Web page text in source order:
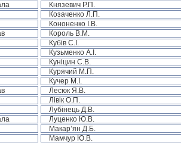
Князевич Р.П.
Козаченко Л.П.
Кононенко І.В.
Король В.М.
Кубів С.І.
Кузьменко А.І.
Куніцин С.В.
Курячий М.П.
Кучер М.І.
Лесюк Я.В.
Лівік О.П.
Лубінець Д.В.
Луценко Ю.В.
Макар’ян Д.Б.
Мамчур Ю.В.